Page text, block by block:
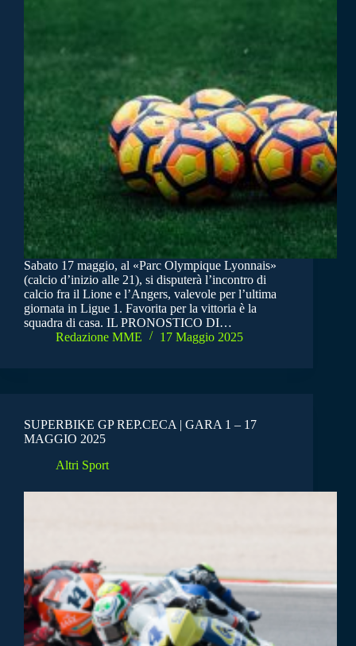
Sabato 17 maggio, al «Parc Olympique Lyonnais»
(calcio d’inizio alle 21), si disputerà l’incontro di
calcio fra il Lione e l’Angers, valevole per l’ultima
giornata in Ligue 1. Favorita per la vittoria è la
squadra di casa. IL PRONOSTICO DI…
Redazione MME
17 Maggio 2025
SUPERBIKE GP REP.CECA | GARA 1 – 17
MAGGIO 2025
Altri Sport